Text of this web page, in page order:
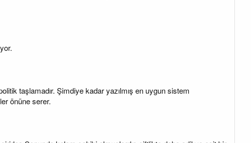
taşlamadır. Şimdiye kadar yazılmış en uygun sistem
önüne serer.